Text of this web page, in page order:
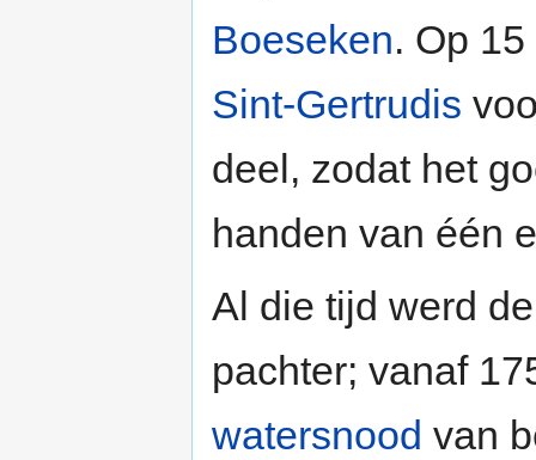
Boeseken. Op
Sint-Gertrudis
deel, zodat het
handen van één
Al die tijd werd
pachter; vanaf
watersnood van